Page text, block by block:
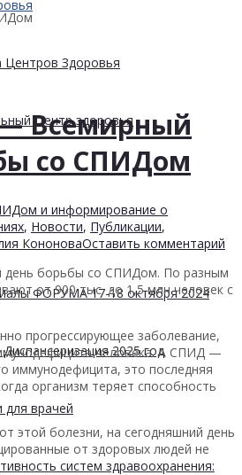
Центров Здоровья
Центр здоровья
ФОРУМА 17-18 октября 2024
2025 год
для врачей
систем здравоохранения:
Всемирный
со СПИДом
и информирование о
, Новости, Публикации,
КононоваОставить комментарий
день борьбы со СПИДом. По разным
от 900 тыс. до 1,5 млн человек с
прогрессирующее заболевание,
человека. А СПИД —
иммунодефицита, это последняя
организм теряет способность
этой болезни, на сегодняшний день
от здоровых людей не